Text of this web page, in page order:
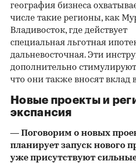
география бизнеса
числе такие регионы, как
Владивосток, где действует
специальная льготная
дальневосточная. Эти
дополнительно
что они также вносят вклад
Новые проекты и
экспансия
— Поговорим о новых
планирует запуск нового
уже присутствуют